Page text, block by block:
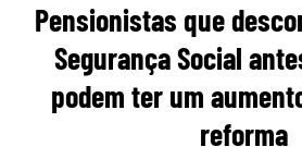
Pensionistas que
Segurança Social
podem ter um
reforma